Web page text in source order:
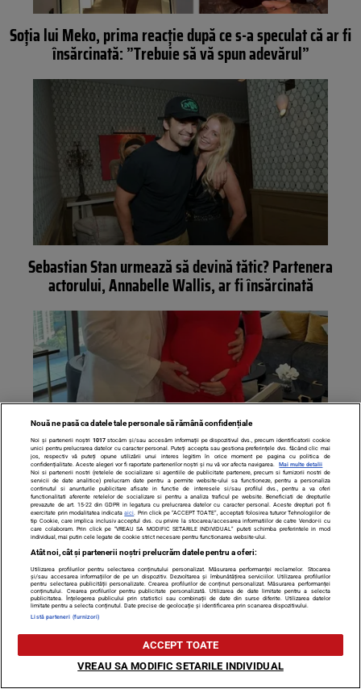
Soția lui Meko, prima reacție după ce s-a speculat că ar fi
însărcinată: ”Trebuie să vă spun adevărul”
Sebastian Stan urmează să devină tătic? Partenera
actorului, Annabelle Wallis, ar fi însărcinată
Iustina și Cornel de la Insula Iubirii s-au întors în
România. Mesajul transmis după ce au rămas blocați în
Dubai
Nouă ne pasă ca datele tale personale să rămână confidențiale
Noi și partenerii noștri 1017stocăm și/sau accesăm informații pe dispozitivul dvs., precum identificatorii cookie
unici pentru prelucrarea datelor cu caracter personal. Puteți accepta sau gestiona preferințele dvs. făcând clic mai
jos, respectiv vă puteți opune utilizării unui interes legitim în orice moment pe pagina cu politica de
confidențialitate. Aceste alegeri vor fi raportate partenerilor noștri și nu vă vor afecta navigarea.
Mai multe detalii
Noi si partenerii nostri (retelele de socializare si agentiile de publicitate partenere, precum si furnizorii nostri de
servicii de date analitice) prelucram date pentru a permite website-ului sa functioneze, pentru a personaliza
continutul si anunturile publicitare afisate in functie de interesele si/sau profilul dvs., pentru a va oferi
functionalitati aferente retelelor de socializare si pentru a analiza traficul pe website. Beneficiati de drepturile
prevazute de art. 15-22 din GDPR in legatura cu prelucrarea datelor cu caracter personal. Aceste drepturi pot fi
exercitate prin modalitatea indicataaici . Prin click pe “ACCEPT TOATE”, acceptati folosirea tuturor Tehnologiilor de
tip Cookie, care implica inclusiv acceptul dvs. cu privire la stocarea/accesarea informatiilor de catre Vendor-ii cu
care colaboram. Prin click pe “VREAU SA MODIFIC SETARILE INDIVIDUAL” puteti schimba preferintele in mod
individual, mai putin cele legate de cookie strict necesare pentru functionarea website-ului.
Atât noi, cât și partenerii noștri prelucrăm datele pentru a oferi:
Utilizarea profilurilor pentru selectarea conținutului personalizat. Măsurarea performanței reclamelor. Stocarea
și/sau accesarea informațiilor de pe un dispozitiv. Dezvoltarea și îmbunătățirea serviciilor. Utilizarea profilurilor
pentru selectarea publicității personalizate. Crearea profilurilor de conținut personalizat. Măsurarea performanței
conținutului. Crearea profilurilor pentru publicitate personalizată. Utilizarea de date limitate pentru a selecta
publicitatea. Înțelegerea publicului prin statistici sau combinații de date din surse diferite. Utilizarea datelor
limitate pentru a selecta conținutul. Date precise de geolocație și identificarea prin scanarea dispozitivului.
Listă parteneri (furnizori)
ACCEPT TOATE
VREAU SA MODIFIC SETARILE INDIVIDUAL